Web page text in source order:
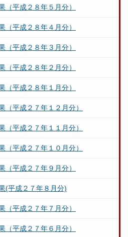
（平成２８年５月分）
（平成２８年４月分）
（平成２８年３月分）
（平成２８年２月分）
（平成２８年１月分）
（平成２７年１２月分）
（平成２７年１１月分）
（平成２７年１０月分）
（平成２７年９月分）
(平成２７年８月分)
（平成２７年７月分）
（平成２７年６月分）